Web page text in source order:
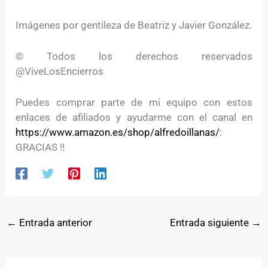
Imágenes por gentileza de Beatriz y Javier González.
© Todos los derechos reservados
@ViveLosEncierros
Puedes comprar parte de mi equipo con estos
enlaces de afiliados y ayudarme con el canal en
https://www.amazon.es/shop/alfredoillanas/:
GRACIAS !!
← Entrada anterior Entrada siguiente →